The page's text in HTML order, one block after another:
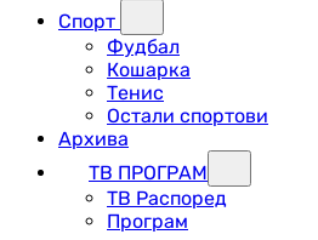
Спорт
Фудбал
Кошарка
Тенис
Остали спортови
Архива
ТВ ПРОГРАМ
ТВ Распоред
Програм